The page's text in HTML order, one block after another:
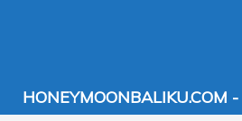
HONEYMOONBALIKU.COM